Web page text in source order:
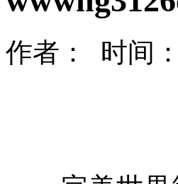
作者： 时间